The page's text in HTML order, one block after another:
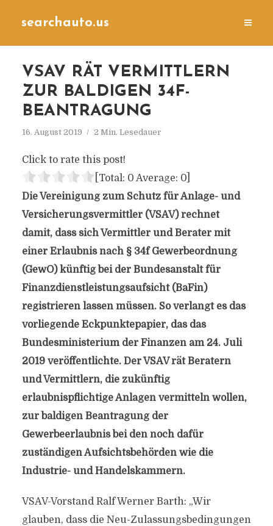
searchauto.us
VSAV RÄT VERMITTLERN
ZUR BALDIGEN 34F-
BEANTRAGUNG
16. August 2019 2 Min. Lesedauer
Click to rate this post!
[Total: 0 Average: 0]
Die Vereinigung zum Schutz für Anlage- und
Versicherungsvermittler (VSAV) rechnet
damit, dass sich Vermittler und Berater mit
einer Erlaubnis nach § 34f Gewerbeordnung
(GewO) künftig bei der Bundesanstalt für
Finanzdienstleistungsaufsicht (BaFin)
registrieren lassen müssen. So verlangt es das
vorliegende Eckpunktepapier, das das
Bundesministerium der Finanzen am 24. Juli
2019 veröffentlichte. Der VSAV rät Beratern
und Vermittlern, die zukünftig
erlaubnispflichtige Anlagen vermitteln wollen,
zur baldigen Beantragung der
Gewerbeerlaubnis bei den noch dafür
zuständigen Aufsichtsbehörden wie die
Industrie- und Handelskammern.
VSAV-Vorstand Ralf Werner Barth: „Wir
glauben, dass die Neu-Zulassungsbedingungen